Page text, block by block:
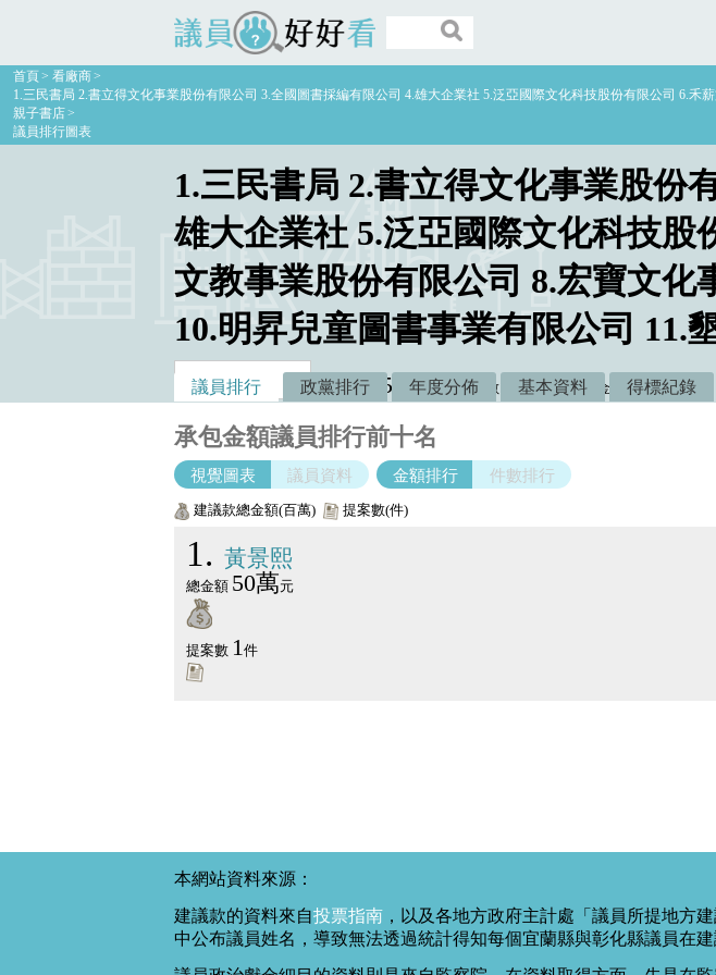
議員好好看
首頁
看廠商
1.三民書局 2.書立得文化事業股份有限公司 3.全國圖書採編有限公司 4.雄大企業社 5.泛亞國際文化科技股份有限公司 6.
親子書店
議員排行圖表
1.三民書局 2.書立得文化事業股份
雄大企業社 5.泛亞國際文化科技股
文教事業股份有限公司 8.宏寶文化
10.明昇兒童圖書事業有限公司 11.
建議款： 50萬元 總件數： 1件 政治獻金： 0元
議員排行 政黨排行 年度分佈 基本資料 得標紀錄
承包金額議員排行前十名
視覺圖表 議員資料 金額排行 件數排行
建議款總金額(百萬) 提案數(件)
1 黃景熙
總金額 50萬元
提案數 1件
本網站資料來源：
建議款的資料來自投票指南 ，以及各地方政府主計處「議員所提地方
中公布議員姓名，導致無法透過統計得知每個宜蘭縣與彰化縣議員在建